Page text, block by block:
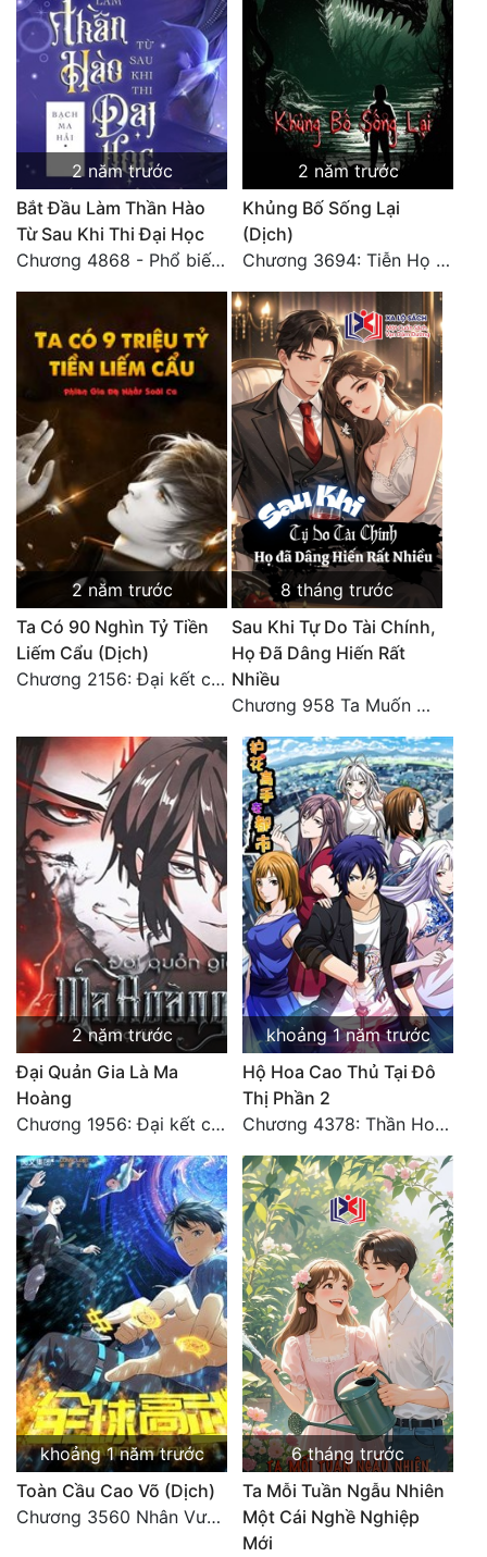
2 năm trước
Bắt Đầu Làm Thần Hào
Từ Sau Khi Thi Đại Học
Chương 4868 - Phổ biến Hạ Quốc tệ!
2 năm trước
Khủng Bố Sống Lại
(Dịch)
Chương 3694: Tiễn Họ Đoạn Đường Cuối - Hoàn
2 năm trước
Ta Có 90 Nghìn Tỷ Tiền
Liếm Cẩu (Dịch)
Chương 2156: Đại kết cục!!!
8 tháng trước
Sau Khi Tự Do Tài Chính,
Họ Đã Dâng Hiến Rất
Nhiều
Chương 958 Ta Muốn Cùng Các Cô Vĩnh Viễn Ở Bên Nhau (2) Hết
2 năm trước
Đại Quản Gia Là Ma
Hoàng
Chương 1956: Đại kết cục
khoảng 1 năm trước
Hộ Hoa Cao Thủ Tại Đô
Thị Phần 2
Chương 4378: Thần Hoàng Hạ Thiên (Đại kết cục) (03)
khoảng 1 năm trước
Toàn Cầu Cao Võ (Dịch)
Chương 3560 Nhân Vương trở về - END
6 tháng trước
Ta Mỗi Tuần Ngẫu Nhiên
Một Cái Nghề Nghiệp
Mới